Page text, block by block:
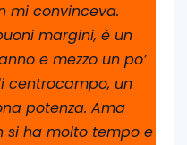
mi convinceva.
margini, è un
e mezzo un po’
centrocampo, un
potenza. Ama
si ha molto tempo e